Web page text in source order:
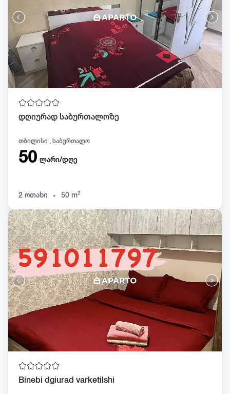
დღიურად საბურთალოზე
თბილისი , საბურთალო
50 ლარი/დღე
2 ოთახი . 50 m²
Binebi dgiurad varketilshi